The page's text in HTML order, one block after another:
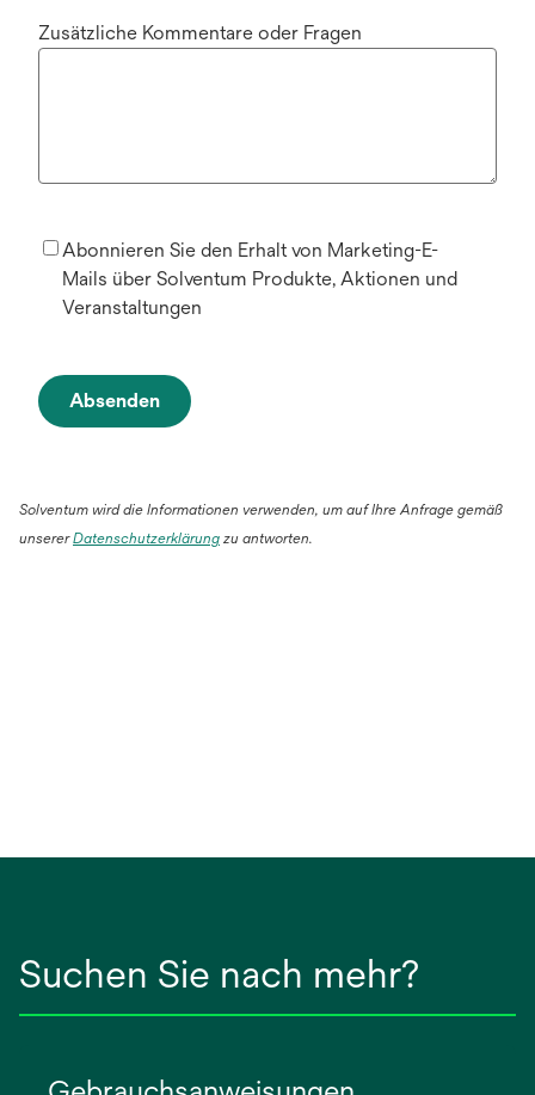
Zusätzliche Kommentare oder Fragen
Abonnieren Sie den Erhalt von Marketing-E-
Mails über Solventum Produkte, Aktionen und
Veranstaltungen
Absenden
Solventum wird die Informationen verwenden, um auf Ihre Anfrage gemäß
unsererDatenschutzerklärung zu antworten.
Suchen Sie nach mehr?